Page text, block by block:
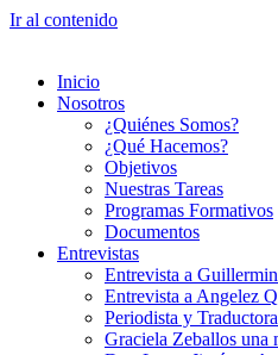
Ir al contenido
Inicio
Nosotros
¿Quiénes Somos?
¿Qué Hacemos?
Objetivos
Nuestras Tareas
Programas Formativos
Documentos
Entrevistas
Entrevista a
Entrevista a Angelez
Periodista y
Graciela Zeballos una